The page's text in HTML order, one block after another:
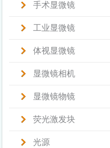
手术显微镜
工业显微镜
体视显微镜
显微镜相机
显微镜物镜
荧光激发块
光源